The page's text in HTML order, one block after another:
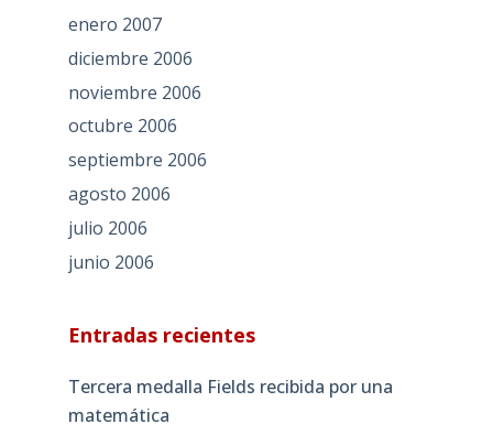
enero 2007
diciembre 2006
noviembre 2006
octubre 2006
septiembre 2006
agosto 2006
julio 2006
junio 2006
Entradas recientes
Tercera medalla Fields recibida por una
matemática